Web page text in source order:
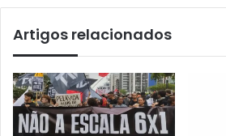
Artigos relacionados